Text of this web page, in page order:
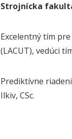
Strojnícka
Excelentný tím
(LACUT), vedúci
Prediktívne
Ilkiv, CSc.